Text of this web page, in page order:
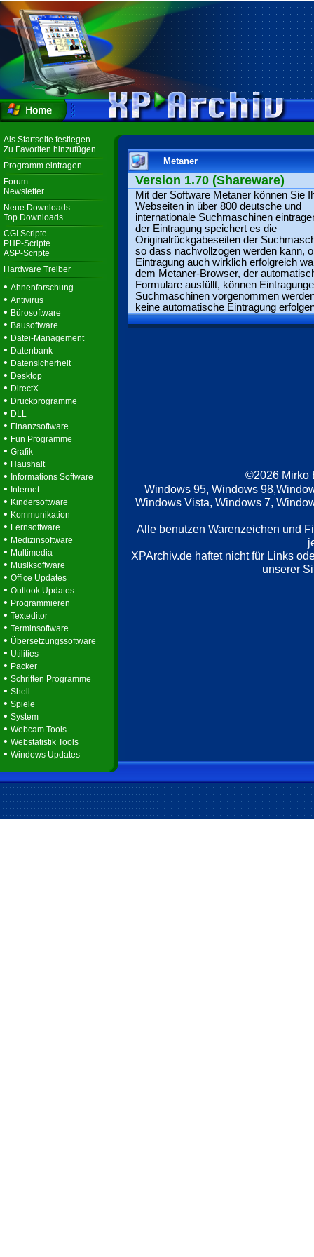
Als Startseite festlegen
Zu Favoriten hinzufügen
Programm eintragen
Forum
Newsletter
Neue Downloads
Top Downloads
CGI Scripte
PHP-Scripte
ASP-Scripte
Hardware Treiber
• Ahnenforschung
• Antivirus
• Bürosoftware
• Bausoftware
• Datei-Management
• Datenbank
• Datensicherheit
• Desktop
• DirectX
• Druckprogramme
• DLL
• Finanzsoftware
• Fun Programme
• Grafik
• Haushalt
• Informations Software
• Internet
• Kindersoftware
• Kommunikation
• Lernsoftware
• Medizinsoftware
• Multimedia
• Musiksoftware
• Office Updates
• Outlook Updates
• Programmieren
• Texteditor
• Terminsoftware
• Übersetzungssoftware
• Utilities
• Packer
• Schriften Programme
• Shell
• Spiele
• System
• Webcam Tools
• Webstatistik Tools
• Windows Updates
Metaner
Version 1.70 (Shareware)
Mit der Software Metaner können Sie
Webseiten in über 800 deutsche und
internationale Suchmaschinen
der Eintragung speichert es die
Originalrückgabeseiten der
so dass nachvollzogen werden kann,
Eintragung auch wirklich erfolgreich
dem Metaner-Browser, der
Formulare ausfüllt, können
Suchmaschinen vorgenommen
keine automatische Eintragung
©2026 Mirko
Windows 95, Windows
Windows Vista, Windows 7,
Alle benutzen Warenzeichen und
XPArchiv.de haftet nicht für Links
unserer